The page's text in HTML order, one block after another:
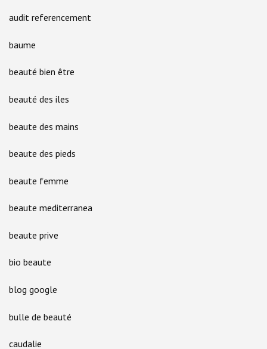
audit referencement
baume
beauté bien être
beauté des iles
beaute des mains
beaute des pieds
beaute femme
beaute mediterranea
beaute prive
bio beaute
blog google
bulle de beauté
caudalie